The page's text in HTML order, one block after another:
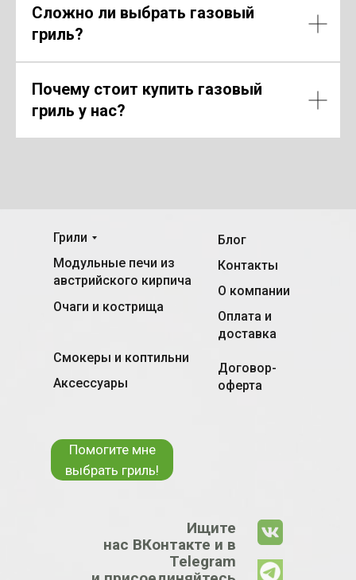
Сложно ли выбрать газовый
гриль?
Почему стоит купить газовый
гриль у нас?
Модульные печи из
австрийского кирпича
Смокеры и коптильни
Очаги и кострища
Контакты
Блог
О компании
Оплата и
доставка
Аксессуары
Грили
Ищите
нас ВКонтакте и в
Telegram
Помогите мне
выбрать гриль!
Договор-
оферта